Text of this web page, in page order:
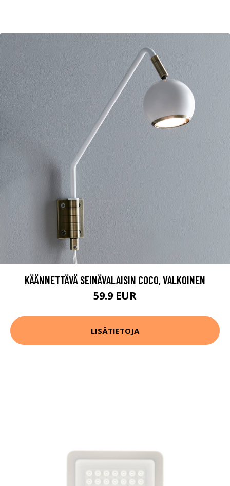
KÄÄNNETTÄVÄ SEINÄVALAISIN COCO, VALKOINEN
59.9 EUR
LISÄTIETOJA